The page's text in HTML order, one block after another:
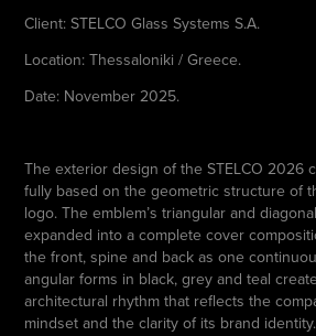
Client: STELCO Glass Systems S.A.
Location: Thessaloniki / Greece.
Date: November 2025.
The exterior design of the STELCO 2026
fully based on the geometric structure of
logo. The emblem’s triangular and
expanded into a complete cover
the front, spine and back as one
angular forms in black, grey and teal
architectural rhythm that reflects the
mindset and the clarity of its brand identity.